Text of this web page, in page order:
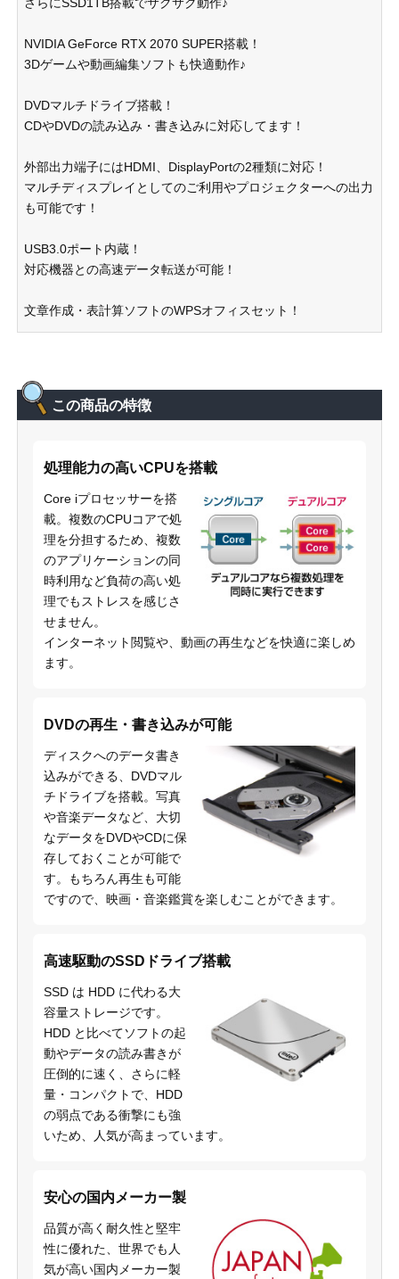
さらにSSD1TB搭載でサクサク動作♪
NVIDIA GeForce RTX 2070 SUPER搭載！
3Dゲームや動画編集ソフトも快適動作♪
DVDマルチドライブ搭載！
CDやDVDの読み込み・書き込みに対応してます！
外部出力端子にはHDMI、DisplayPortの2種類に対応！
マルチディスプレイとしてのご利用やプロジェクターへの出力
も可能です！
USB3.0ポート内蔵！
対応機器との高速データ転送が可能！
文章作成・表計算ソフトのWPSオフィスセット！
この商品の特徴
処理能力の高いCPUを搭載
Core iプロセッサーを搭
載。複数のCPUコアで処
理を分担するため、複数
のアプリケーションの同
時利用など負荷の高い処
理でもストレスを感じさ
せません。
インターネット閲覧や、動画の再生などを快適に楽しめ
ます。
DVDの再生・書き込みが可能
ディスクへのデータ書き
込みができる、DVDマル
チドライブを搭載。写真
や音楽データなど、大切
なデータをDVDやCDに保
存しておくことが可能で
す。もちろん再生も可能
ですので、映画・音楽鑑賞を楽しむことができます。
高速駆動のSSDドライブ搭載
SSD は HDD に代わる大
容量ストレージです。
HDD と比べてソフトの起
動やデータの読み書きが
圧倒的に速く、さらに軽
量・コンパクトで、HDD
の弱点である衝撃にも強
いため、人気が高まっています。
安心の国内メーカー製
品質が高く耐久性と堅牢
性に優れた、世界でも人
気が高い国内メーカー製